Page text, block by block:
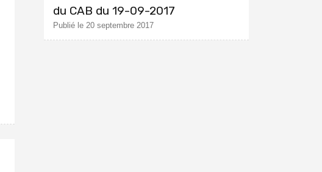
du CAB du 19-09-2017
Publié le 20 septembre 2017